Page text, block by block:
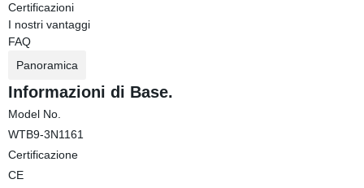
Certificazioni
I nostri vantaggi
FAQ
Panoramica
Informazioni di Base.
Model No.
WTB9-3N1161
Certificazione
CE